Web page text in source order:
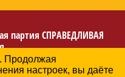
партия СПРАВЕДЛИВАЯ
в Республике
Продолжая
настроек, вы даёте